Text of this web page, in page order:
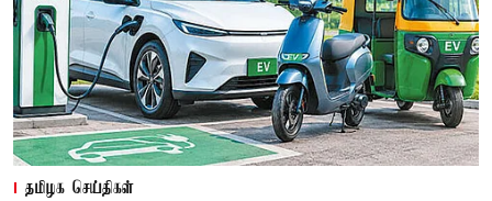
தமிழக செய்திகள்